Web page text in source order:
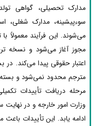
مدارک تحصیلی، گواهی
سوءپیشینه، مدارک شغلی،
می‌شوند. این فرآیند معمولاً
مجوز آغاز می‌شود و نسخه
اعتبار حقوقی پیدا می‌کند. در
مترجم محدود نمی‌شود و بسته
مرحله دریافت تأییدات
وزارت امور خارجه و در
ادامه یابد. این تأییدات